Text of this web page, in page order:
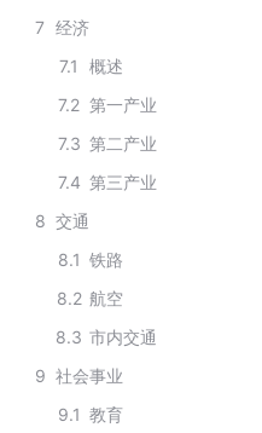
7 经济
7.1
概述
7.2 第一产业
7.3 第二产业
7.4 第三产业
8 交通
8.1 铁路
8.2 航空
8.3 市内交通
9 社会事业
9.1 教育